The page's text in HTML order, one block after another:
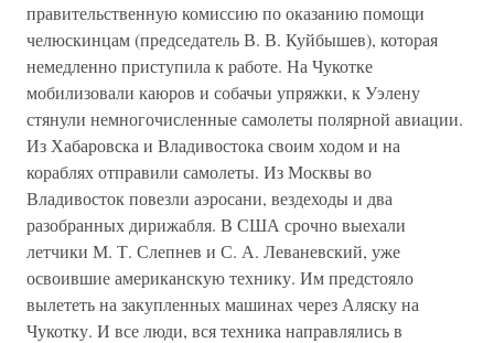
правительственную комиссию по оказанию помощи
челюскинцам (председатель В. В. Куйбышев), которая
немедленно приступила к работе. На Чукотке
мобилизовали каюров и собачьи упряжки, к Уэлену
стянули немногочисленные самолеты полярной авиации.
Из Хабаровска и Владивостока своим ходом и на
кораблях отправили самолеты. Из Москвы во
Владивосток повезли аэросани, вездеходы и два
разобранных дирижабля. В США срочно выехали
летчики М. Т. Слепнев и С. А. Леваневский, уже
освоившие американскую технику. Им предстояло
вылететь на закупленных машинах через Аляску на
Чукотку. И все люди, вся техника направлялись в